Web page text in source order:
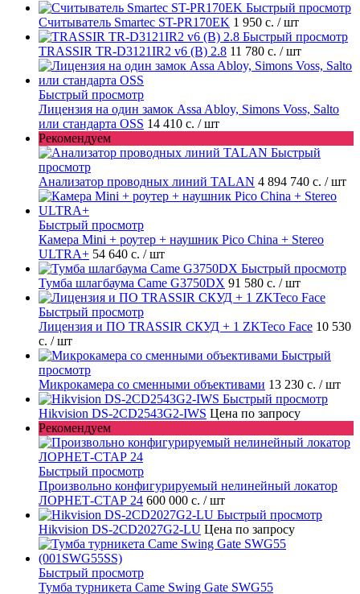
Быстрый просмотр
Считыватель Smartec ST-PR170EK 1 950 с. / шт
Быстрый просмотр
TRASSIR TR-D3121IR2 v6 (B) 2.8 11 780 с. / шт
Быстрый просмотр
Лицензия на один замок Assa Abloy, Simons Voss, Salto
или стандарта OSS 14 410 с. / шт
Рекомендуем
Быстрый
просмотр
Анализатор проводных линий TALAN 4 894 740 с. / шт
Быстрый просмотр
Камера Mini + роутер + наушник Pico China + Stereo
ULTRA+ 54 640 с. / шт
Быстрый просмотр
Тумба шлагбаума Came G3750DX 91 580 с. / шт
Быстрый просмотр
Лицензия и ПО TRASSIR СКУД + 1 ZKTeco Face 10 530
с. / шт
Быстрый
просмотр
Микрокамера со сменными объективами 13 230 с. / шт
Быстрый просмотр
Hikvision DS-2CD2543G2-IWS Цена по запросу
Рекомендуем
Быстрый просмотр
Произвольно конфигурируемый нелинейный локатор
ЛОРНЕТ-СТАР 24 600 000 с. / шт
Быстрый просмотр
Hikvision DS-2CD2027G2-LU Цена по запросу
Быстрый просмотр
Тумба турникета Came Swing Gate SWG55